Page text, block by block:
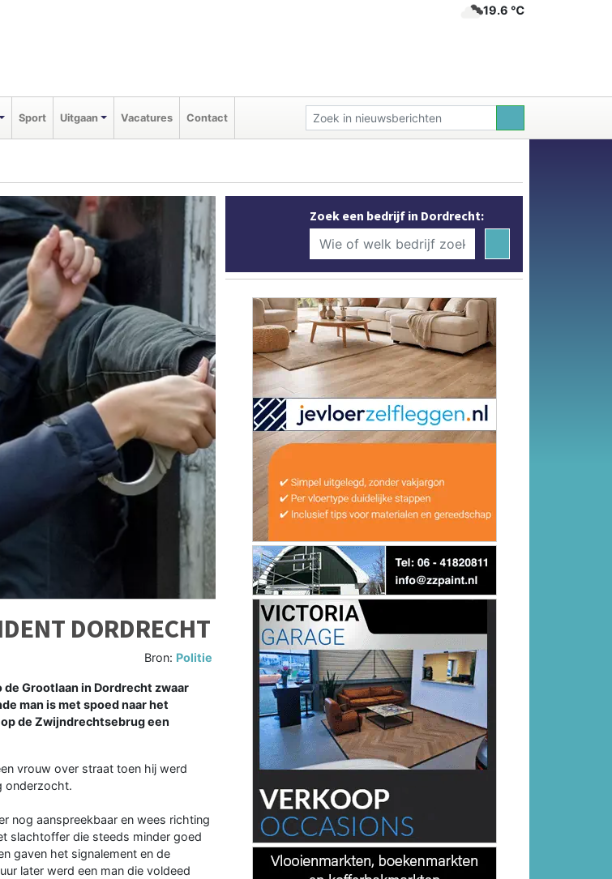
19.6 ℃
Sport Uitgaan Vacatures Contact
DORDRECHT
Bron: Politie
de Grootlaan in Dordrecht zwaar
man is met spoed naar het
de Zwijndrechtsebrug een
vrouw over straat toen hij werd
onderzocht.
nog aanspreekbaar en wees richting
slachtoffer die steeds minder goed
gaven het signalement en de
later werd een man die voldeed
Zoek een bedrijf in Dordrecht: